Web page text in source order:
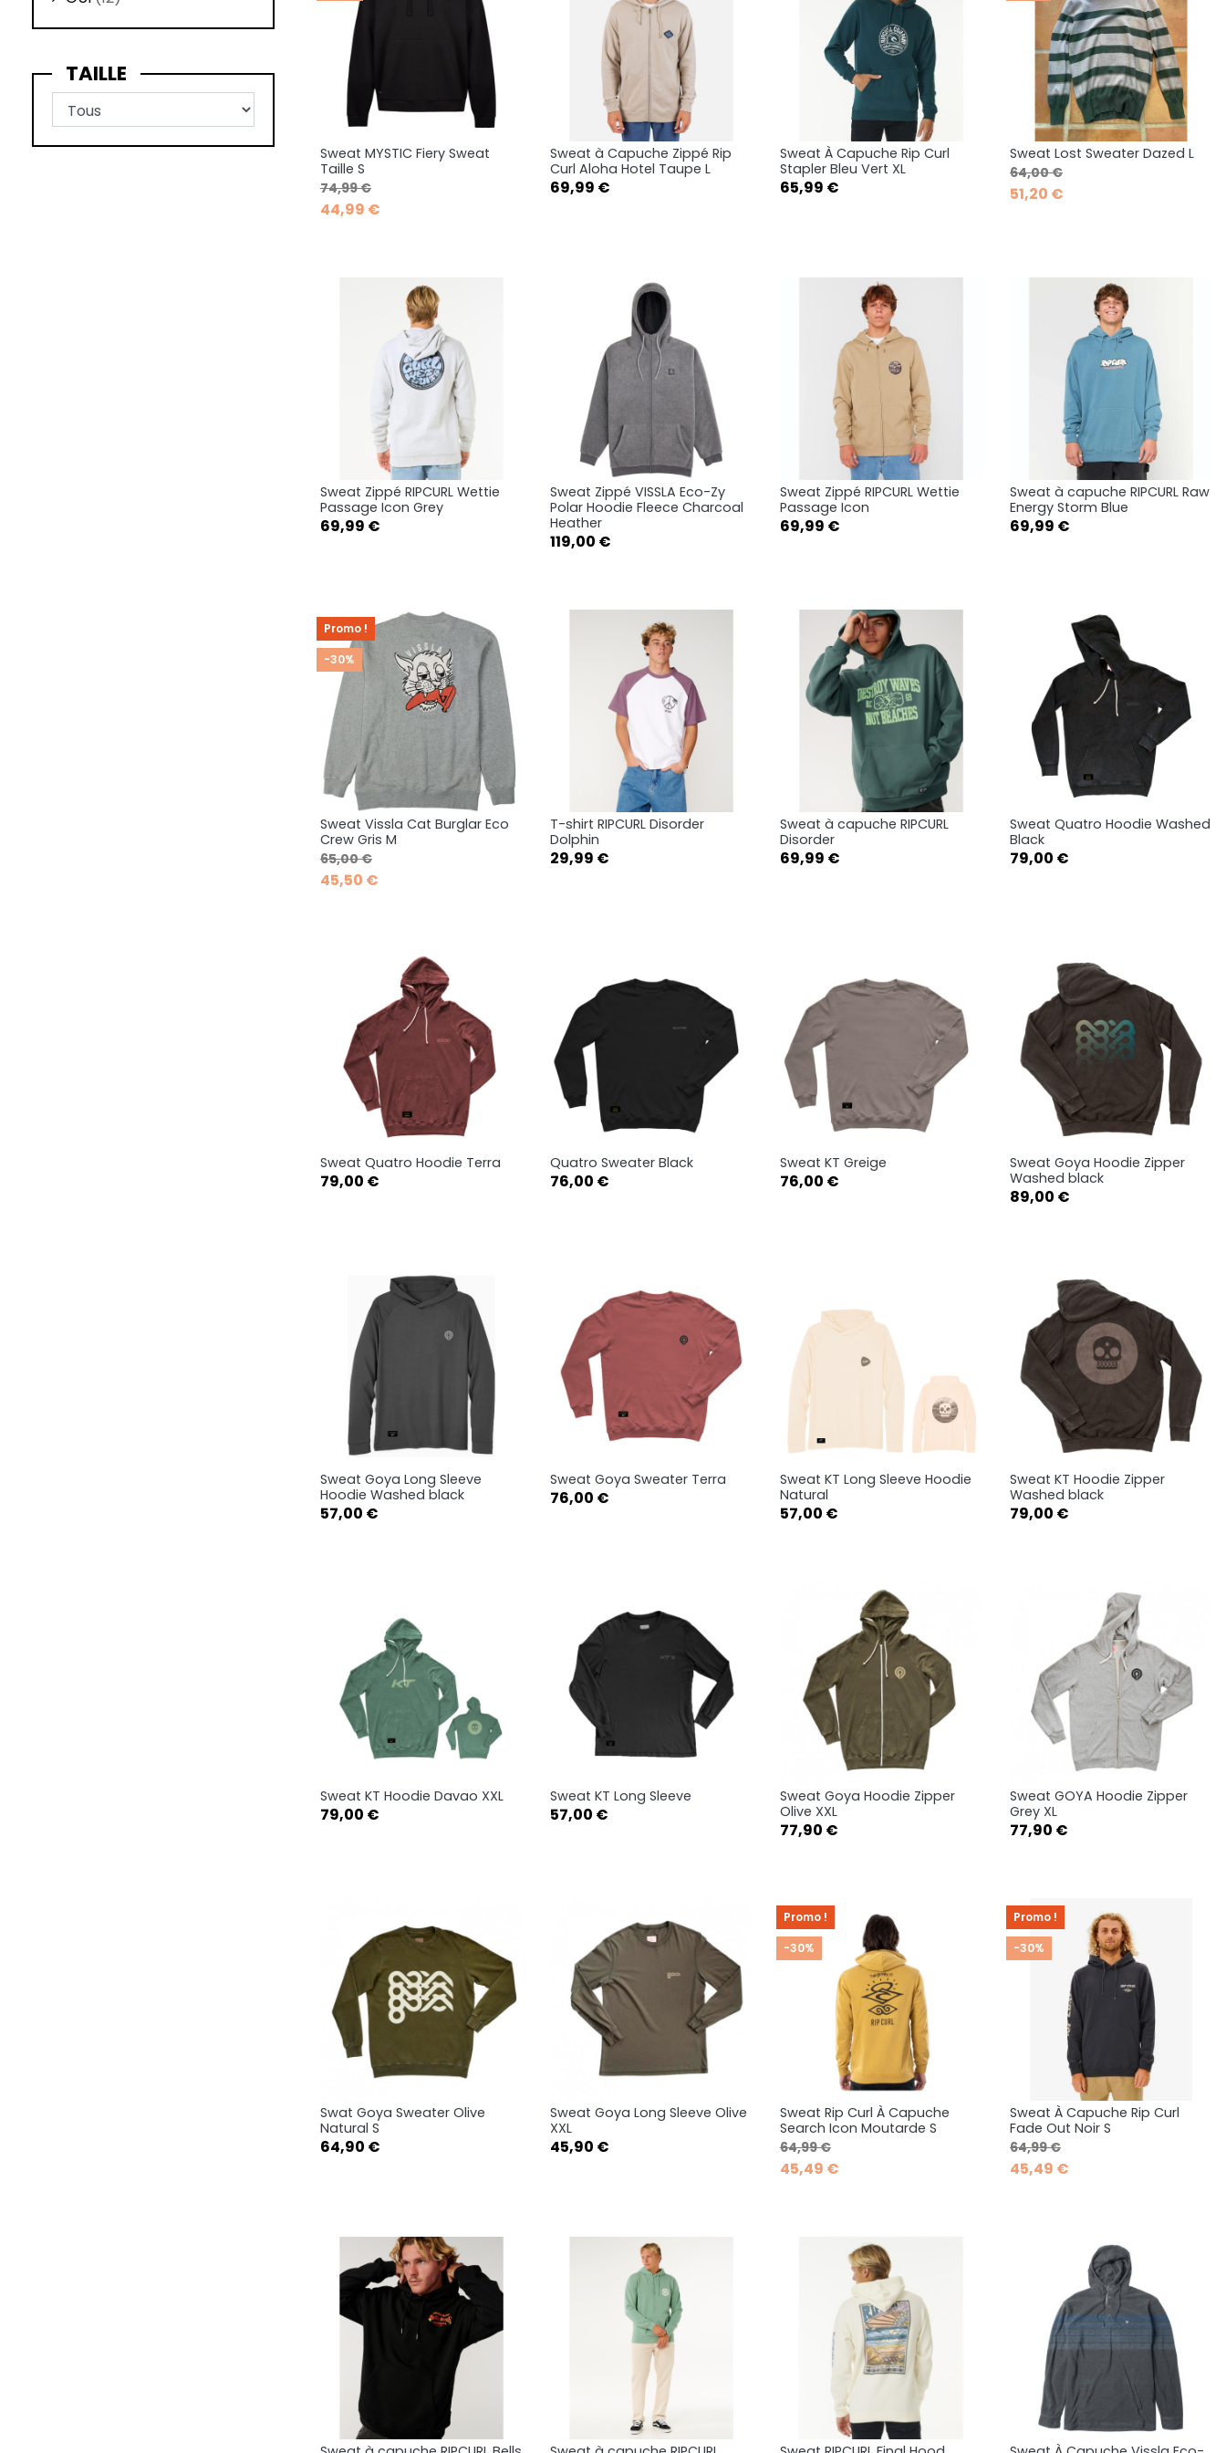
TAILLE
 Aperçu rapide
Sweat MYSTIC Fiery Sweat
Taille S
Prix de base
74,99 €Prix
44,99 €
Aperçu rapide
Sweat à Capuche Zippé Rip
Curl Aloha Hotel Taupe L
Prix
69,99 €
Aperçu rapide
Sweat À Capuche Rip Curl
Stapler Bleu Vert XL
Prix
65,99 €
Aperçu rapide
Sweat Lost Sweater Dazed L
Prix de base
64,00 €Prix
51,20 €
Aperçu rapide
S
Sweat Zippé RIPCURL Wettie
Passage Icon Grey
Prix
69,99 €
Aperçu rapide
S
Sweat Zippé VISSLA Eco-Zy
Polar Hoodie Fleece Charcoal
Heather
Prix
119,00 €
Aperçu rapide
Sweat Zippé RIPCURL Wettie
Passage Icon
Prix
69,99 €
Aperçu rapide
S
Sweat à capuche RIPCURL Raw
Energy Storm Blue
Prix
69,99 €
Aperçu rapide
Sweat Vissla Cat Burglar Eco
Crew Gris M
Prix de base
65,00 €Prix
45,50 €
Promo !
-30%
Aperçu rapide
S
T-shirt RIPCURL Disorder
Dolphin
Prix
29,99 €
Aperçu rapide
S
Sweat à capuche RIPCURL
Disorder
Prix
69,99 €
Aperçu rapide
S
Sweat Quatro Hoodie Washed
Black
Prix
79,00 €
Aperçu rapide
Sweat Quatro Hoodie Terra
Prix
79,00 €
Aperçu rapide
Quatro Sweater Black
Prix
76,00 €
 Aperçu rapide
Sweat KT Greige
Prix
76,00 €
Aperçu rapide
XS
Sweat Goya Hoodie Zipper
Washed black
Prix
89,00 €
Aperçu rapide
XS
Sweat Goya Long Sleeve
Hoodie Washed black
Prix
57,00 €
Aperçu rapide
Sweat Goya Sweater Terra
Prix
76,00 €
 Aperçu rapide
S
Sweat KT Long Sleeve Hoodie
Natural
Prix
57,00 €
 Aperçu rapide
XS
Sweat KT Hoodie Zipper
Washed black
Prix
79,00 €
 Aperçu rapide
Sweat KT Hoodie Davao XXL
Prix
79,00 €
 Aperçu rapide
Sweat KT Long Sleeve
Prix
57,00 €
Aperçu rapide
Sweat Goya Hoodie Zipper
Olive XXL
Prix
77,90 €
Aperçu rapide
Sweat GOYA Hoodie Zipper
Grey XL
Prix
77,90 €
Aperçu rapide
Swat Goya Sweater Olive
Natural S
Prix
64,90 €
Aperçu rapide
Sweat Goya Long Sleeve Olive
XXL
Prix
45,90 €
Aperçu rapide
Sweat Rip Curl À Capuche
Search Icon Moutarde S
Prix de base
64,99 €Prix
45,49 €
Promo !
-30%
Aperçu rapide
Sweat À Capuche Rip Curl
Fade Out Noir S
Prix de base
64,99 €Prix
45,49 €
Promo !
-30%